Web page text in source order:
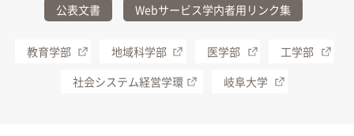
公表文書 Webサービス学内者用リンク集
教育学部 地域科学部 医学部
工学部
社会システム経営学環
岐阜大学